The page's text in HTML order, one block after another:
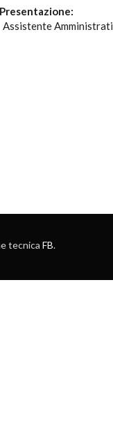
Presentazione:
Assistente
tecnica FB.